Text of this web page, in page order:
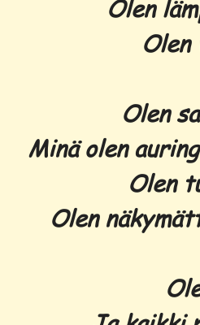
Olen
Olen
Olen
Minä olen
Olen
Olen